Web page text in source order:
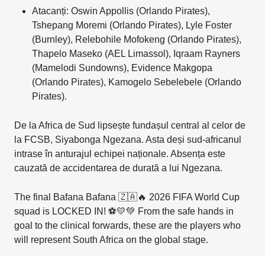
Atacanți: Oswin Appollis (Orlando Pirates),
Tshepang Moremi (Orlando Pirates), Lyle Foster
(Burnley), Relebohile Mofokeng (Orlando Pirates),
Thapelo Maseko (AEL Limassol), Iqraam Rayners
(Mamelodi Sundowns), Evidence Makgopa
(Orlando Pirates), Kamogelo Sebelebele (Orlando
Pirates).
De la Africa de Sud lipsește fundașul central al celor de
la FCSB, Siyabonga Ngezana. Asta deși sud-africanul
intrase în anturajul echipei naționale. Absența este
cauzată de accidentarea de durată a lui Ngezana.
The final Bafana Bafana 🇿🇦🔥 2026 FIFA World Cup
squad is LOCKED IN! ⚽💛💚 From the safe hands in
goal to the clinical forwards, these are the players who
will represent South Africa on the global stage.